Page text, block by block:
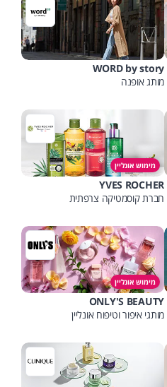
WORD by story
מותג אופנה
מימוש אונליין
YVES ROCHER
חברת קוסמטיקה צרפתית
מימוש אונליין
ONLY'S BEAUTY
מותגי איפור וטיפוח אונליין